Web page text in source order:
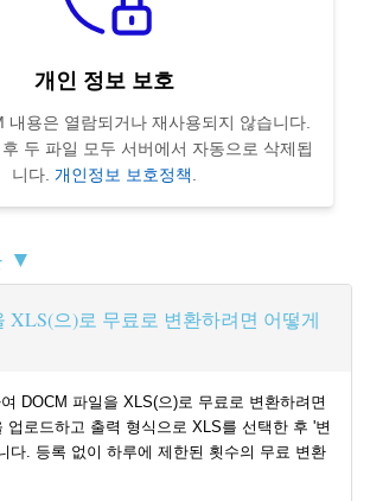
개인 정보 보호
내용은 열람되거나 재사용되지 않습니다.
두 파일 모두 서버에서 자동으로 삭제됩
니다. 개인정보 보호정책.
▼
XLS(으)로 무료로 변환하려면 어떻게
DOCM 파일을 XLS(으)로 무료로 변환하려면
업로드하고 출력 형식으로 XLS를 선택한 후 '변
다. 등록 없이 하루에 제한된 횟수의 무료 변환